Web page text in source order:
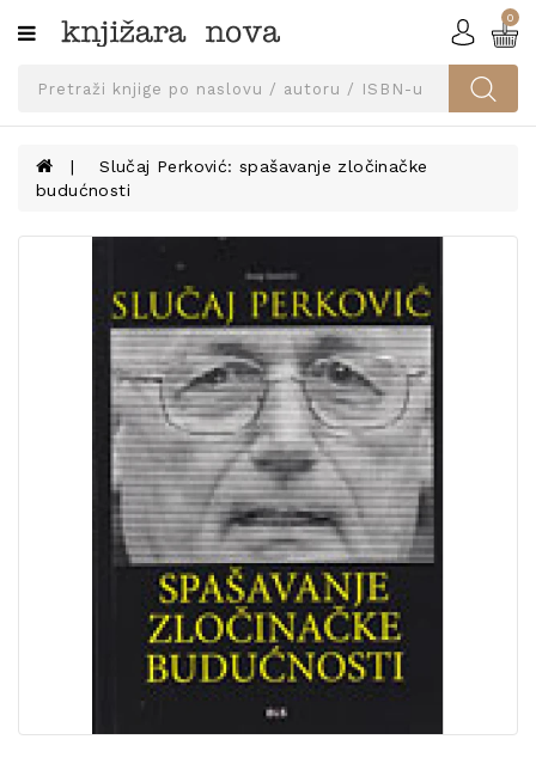
Kategorije
SVEUČILIŠNA
UDŽBENICI
UDŽBENIKE!
0
Slučaj Perković: spašavanje zločinačke
budućnosti